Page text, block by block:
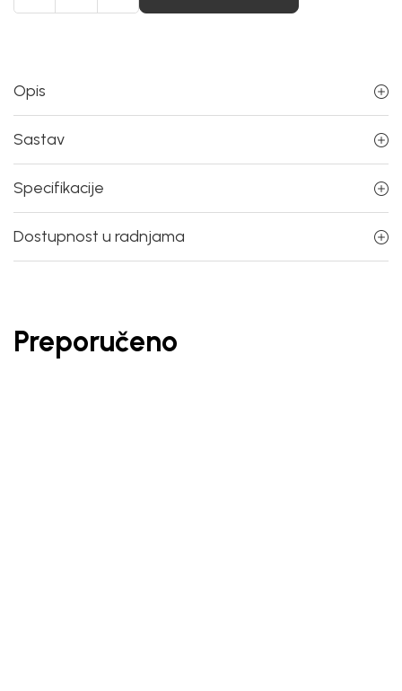
Opis
Sastav
Specifikacije
Dostupnost u radnjama
Preporučeno